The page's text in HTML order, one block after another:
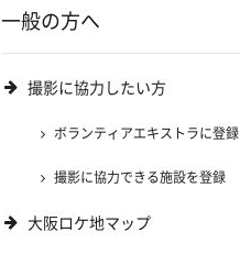
一般の方へ
撮影に協力したい方
ボランティアエキストラに登録
撮影に協力できる施設を登録
大阪ロケ地マップ